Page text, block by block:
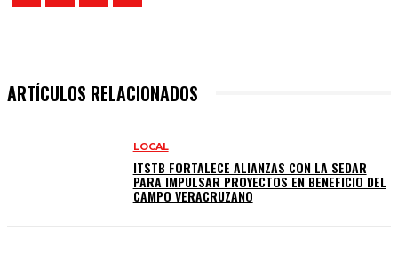
ARTÍCULOS RELACIONADOS
LOCAL
ITSTB FORTALECE ALIANZAS CON LA SEDAR
PARA IMPULSAR PROYECTOS EN BENEFICIO DEL
CAMPO VERACRUZANO